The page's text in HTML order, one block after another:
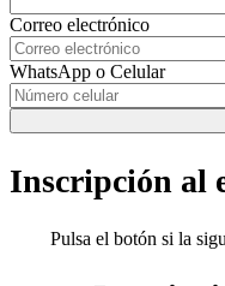
Correo electrónico
WhatsApp o Celular
Inscripción al
Pulsa el botón si la